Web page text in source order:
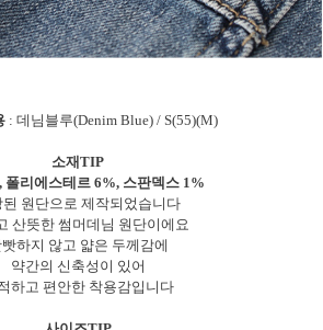
: 데님블루(Denim Blue) / S(55)(M)
소재TIP
폴리에스테르 6%, 스판덱스 1%
된 원단으로 제작되었습니다
산뜻한 썸머데님 원단이에요
빳하지 않고 얇은 두께감에
약간의 신축성이 있어
하고 편안한 착용감입니다